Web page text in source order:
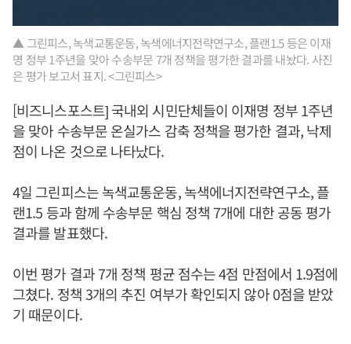
▲ 그린피스, 녹색교통운동, 녹색에너지전략연구소, 플랜1.5 등은 이재
명 정부 1주년을 맞아 수송부문 7개 정책을 평가한 결과를 내놨다. 사진
은 평가 보고서 표지. <그린피스>
[비즈니스포스트] 국내외 시민단체들이 이재명 정부 1주년
을 맞아 수송부문 온실가스 감축 정책을 평가한 결과, 낙제
점이 나온 것으로 나타났다.
4일 그린피스는 녹색교통운동, 녹색에너지전략연구소, 플
랜1.5 등과 함께 수송부문 핵심 정책 7개에 대한 공동 평가
결과를 발표했다.
이번 평가 결과 7개 정책 평균 점수는 4점 만점에서 1.9점에
그쳤다. 정책 3개의 추진 여부가 확인되지 않아 0점을 받았
기 때문이다.